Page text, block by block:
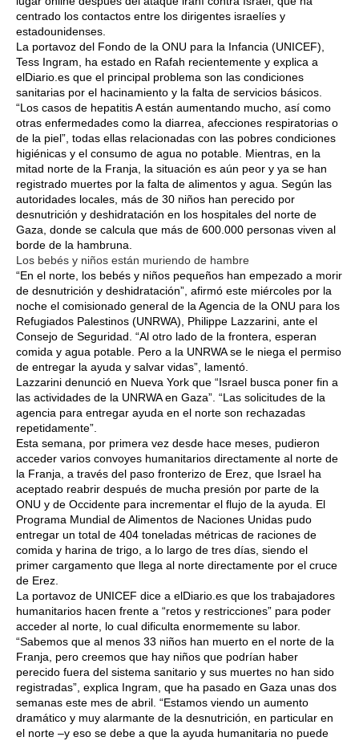
centrado los contactos entre los dirigentes israelíes y
estadounidenses.
La portavoz del Fondo de la ONU para la Infancia (UNICEF),
Tess Ingram, ha estado en Rafah recientemente y explica a
elDiario.es que el principal problema son las condiciones
sanitarias por el hacinamiento y la falta de servicios básicos.
“Los casos de hepatitis A están aumentando mucho, así como
otras enfermedades como la diarrea, afecciones respiratorias o
de la piel”, todas ellas relacionadas con las pobres condiciones
higiénicas y el consumo de agua no potable. Mientras, en la
mitad norte de la Franja, la situación es aún peor y ya se han
registrado muertes por la falta de alimentos y agua. Según las
autoridades locales, más de 30 niños han perecido por
desnutrición y deshidratación en los hospitales del norte de
Gaza, donde se calcula que más de 600.000 personas viven al
borde de la hambruna.
Los bebés y niños están muriendo de hambre
“En el norte, los bebés y niños pequeños han empezado a morir
de desnutrición y deshidratación”, afirmó este miércoles por la
noche el comisionado general de la Agencia de la ONU para los
Refugiados Palestinos (UNRWA), Philippe Lazzarini, ante el
Consejo de Seguridad. “Al otro lado de la frontera, esperan
comida y agua potable. Pero a la UNRWA se le niega el permiso
de entregar la ayuda y salvar vidas”, lamentó.
Lazzarini denunció en Nueva York que “Israel busca poner fin a
las actividades de la UNRWA en Gaza”. “Las solicitudes de la
agencia para entregar ayuda en el norte son rechazadas
repetidamente”.
Esta semana, por primera vez desde hace meses, pudieron
acceder varios convoyes humanitarios directamente al norte de
la Franja, a través del paso fronterizo de Erez, que Israel ha
aceptado reabrir después de mucha presión por parte de la
ONU y de Occidente para incrementar el flujo de la ayuda. El
Programa Mundial de Alimentos de Naciones Unidas pudo
entregar un total de 404 toneladas métricas de raciones de
comida y harina de trigo, a lo largo de tres días, siendo el
primer cargamento que llega al norte directamente por el cruce
de Erez.
La portavoz de UNICEF dice a elDiario.es que los trabajadores
humanitarios hacen frente a “retos y restricciones” para poder
acceder al norte, lo cual dificulta enormemente su labor.
“Sabemos que al menos 33 niños han muerto en el norte de la
Franja, pero creemos que hay niños que podrían haber
perecido fuera del sistema sanitario y sus muertes no han sido
registradas”, explica Ingram, que ha pasado en Gaza unas dos
semanas este mes de abril. “Estamos viendo un aumento
dramático y muy alarmante de la desnutrición, en particular en
el norte –y eso se debe a que la ayuda humanitaria no puede